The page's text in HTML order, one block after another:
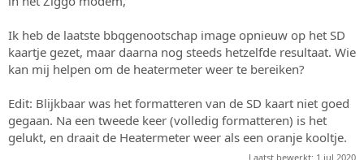
Ik heb de laatste bbqgenootschap image opnieuw op het SD
kaartje gezet, maar daarna nog steeds hetzelfde resultaat. Wie
kan mij helpen om de heatermeter weer te bereiken?
Edit: Blijkbaar was het formatteren van de SD kaart niet goed
gegaan. Na een tweede keer (volledig formatteren) is het
gelukt, en draait de Heatermeter weer als een oranje kooltje.
Laatst bewerkt: 1 jul 2020